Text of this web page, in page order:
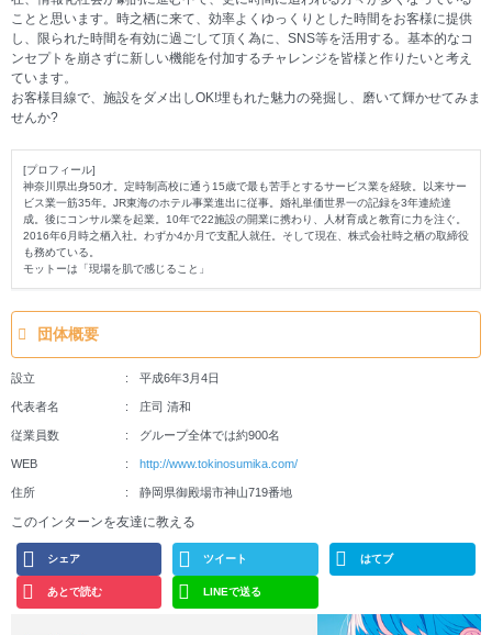
ことと思います。時之栖に来て、効率よくゆっくりとした時間をお客様に提供
し、限られた時間を有効に過ごして頂く為に、SNS等を活用する。基本的なコ
ンセプトを崩さずに新しい機能を付加するチャレンジを皆様と作りたいと考え
ています。
お客様目線で、施設をダメ出しOK!埋もれた魅力の発掘し、磨いて輝かせてみま
せんか?
[プロフィール]
神奈川県出身50才。定時制高校に通う15歳で最も苦手とするサービス業を経験。以来サー
ビス業一筋35年。JR東海のホテル事業進出に従事。婚礼単価世界一の記録を3年連続達
成。後にコンサル業を起業。10年で22施設の開業に携わり、人材育成と教育に力を注ぐ。
2016年6月時之栖入社。わずか4か月で支配人就任。そして現在、株式会社時之栖の取締役
も務めている。
モットーは「現場を肌で感じること」
団体概要
設立 平成6年3月4日
代表者名 庄司 清和
従業員数 グループ全体では約900名
WEB http://www.tokinosumika.com/
住所 静岡県御殿場市神山719番地
このインターンを友達に教える
シェア ツイート はてブ
あとで読む LINEで送る